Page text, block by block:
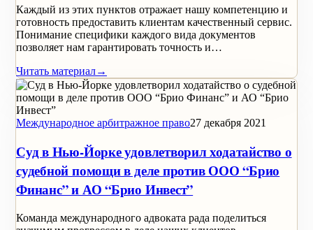
Каждый из этих пунктов отражает нашу компетенцию и
готовность предоставить клиентам качественный сервис.
Понимание специфики каждого вида документов
позволяет нам гарантировать точность и…
Читать материал→
Международное арбитражное право27 декабря 2021
Суд в Нью-Йорке удовлетворил ходатайство о
судебной помощи в деле против ООО “Брио
Финанс” и АО “Брио Инвест”
Команда международного адвоката рада поделиться